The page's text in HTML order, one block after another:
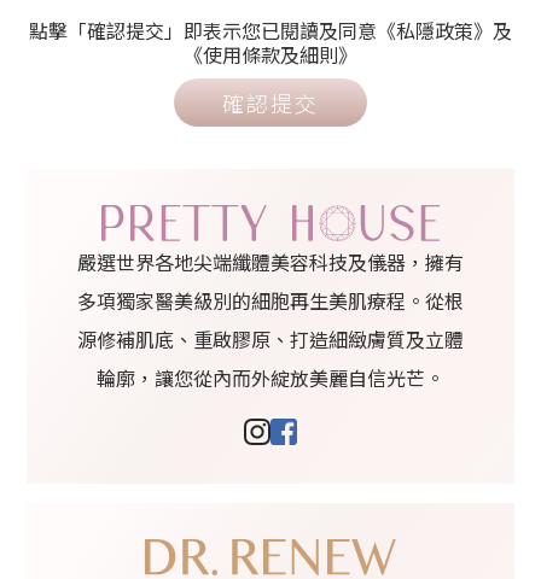
點擊「確認提交」即表示您已閱讀及同意《私隱政策》及
《使用條款及細則》
確認提交
嚴選世界各地尖端纖體美容科技及儀器，擁有
多項獨家醫美級別的細胞再生美肌療程。從根
源修補肌底、重啟膠原、打造細緻膚質及立體
輪廓，讓您從內而外綻放美麗自信光芒。